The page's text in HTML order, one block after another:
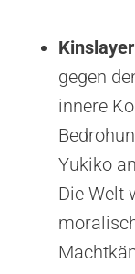
gegen
innere
Yukiko
Die Welt